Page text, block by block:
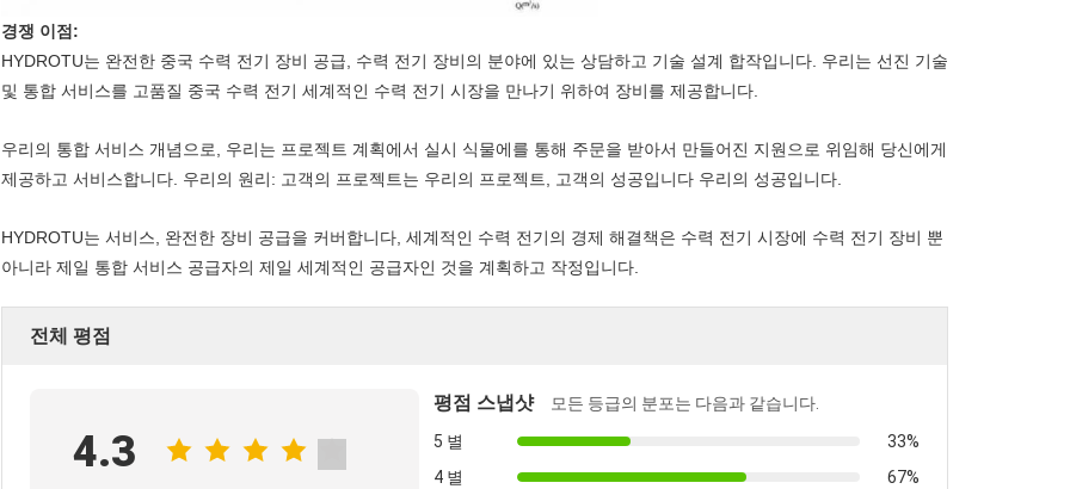
경쟁 이점:
HYDROTU는 완전한 중국 수력 전기 장비 공급, 수력 전기 장비의 분야에 있는 상담하고 기술 설계 합작입니다. 우리는 선진 기술
및 통합 서비스를 고품질 중국 수력 전기 세계적인 수력 전기 시장을 만나기 위하여 장비를 제공합니다.
우리의 통합 서비스 개념으로, 우리는 프로젝트 계획에서 실시 식물에를 통해 주문을 받아서 만들어진 지원으로 위임해 당신에게
제공하고 서비스합니다. 우리의 원리: 고객의 프로젝트는 우리의 프로젝트, 고객의 성공입니다 우리의 성공입니다.
HYDROTU는 서비스, 완전한 장비 공급을 커버합니다, 세계적인 수력 전기의 경제 해결책은 수력 전기 시장에 수력 전기 장비 뿐
아니라 제일 통합 서비스 공급자의 제일 세계적인 공급자인 것을 계획하고 작정입니다.
전체 평점
4.3
평점 스냅샷
모든 등급의 분포는 다음과 같습니다.
5 별
33%
4 별
67%